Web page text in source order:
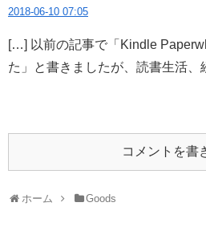
2018-06-10 07:05
[…] 以前の記事で「Kindle
た」と書きましたが、読書生活
コメントを書
ホーム Goods